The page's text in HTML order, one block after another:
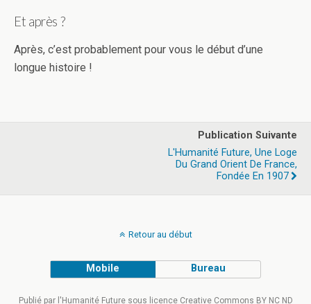
Et après ?
Après, c’est probablement pour vous le début d’une
longue histoire !
Publication Suivante
L'Humanité Future, Une Loge
Du Grand Orient De France,
Fondée En 1907
Retour au début
Mobile Bureau
Publié par l'Humanité Future sous licence Creative Commons BY NC ND